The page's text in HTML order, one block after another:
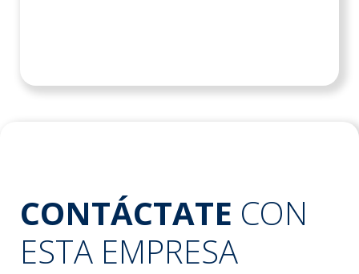
CONTÁCTATE CON
ESTA EMPRESA